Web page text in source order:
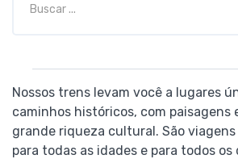
Nossos trens levam você a lugares
caminhos históricos, com paisagens
grande riqueza cultural. São
para todas as idades e para todos os